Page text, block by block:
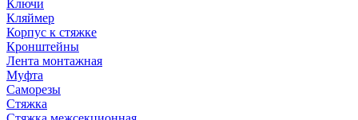
Ключи
Кляймер
Корпус к стяжке
Кронштейны
Лента монтажная
Муфта
Саморезы
Стяжка